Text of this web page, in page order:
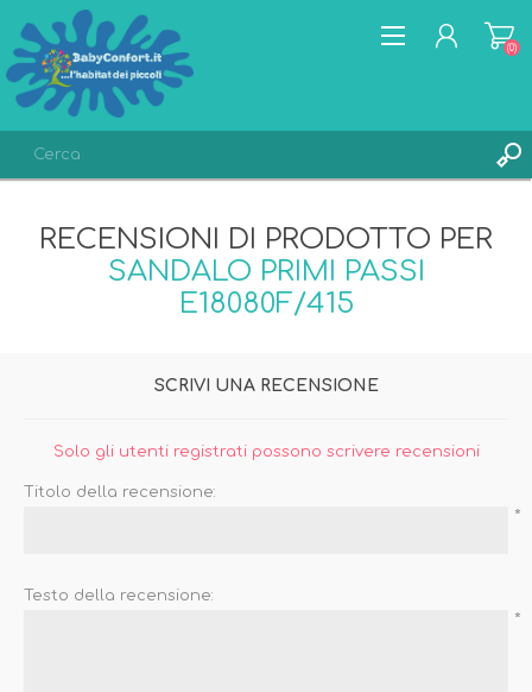
ACCESSO
LISTA DEI DESIDERI
(0)
(0)
RECENSIONI DI PRODOTTO PER
SANDALO PRIMI PASSI
E18080F/415
SCRIVI UNA RECENSIONE
Solo gli utenti registrati possono scrivere recensioni
Titolo della recensione:
*
Testo della recensione:
*